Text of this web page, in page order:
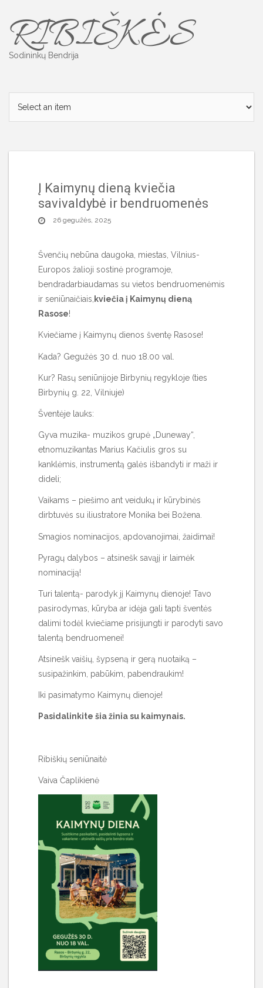
content
RIBIŠKĖS
Sodininkų Bendrija
Į Kaimynų dieną kviečia
savivaldybė ir bendruomenės
26 gegužės, 2025
Švenčių nebūna daugoka, miestas, Vilnius-
Europos žalioji sostinė programoje,
bendradarbiaudamas su vietos bendruomenėmis
ir seniūnaičiais, kviečia į Kaimynų dieną
Rasose!
Kviečiame į Kaimynų dienos šventę Rasose!
Kada? Gegužės 30 d. nuo 18.00 val.
Kur? Rasų seniūnijoje Birbynių regykloje (ties
Birbynių g. 22, Vilniuje)
Šventėje lauks:
Gyva muzika- muzikos grupė „Duneway“,
etnomuzikantas Marius Kačiulis gros su
kanklėmis, instrumentą galės išbandyti ir maži ir
dideli;
Vaikams – piešimo ant veidukų ir kūrybinės
dirbtuvės su iliustratore Monika bei Božena.
Smagios nominacijos, apdovanojimai, žaidimai!
Pyragų dalybos – atsinešk savąjį ir laimėk
nominaciją!
Turi talentą- parodyk jį Kaimynų dienoje! Tavo
pasirodymas, kūryba ar idėja gali tapti šventės
dalimi todėl kviečiame prisijungti ir parodyti savo
talentą bendruomenei!
Atsinešk vaišių, šypseną ir gerą nuotaiką –
susipažinkim, pabūkim, pabendraukim!
Iki pasimatymo Kaimynų dienoje!
Pasidalinkite šia žinia su kaimynais.
Ribiškių seniūnaitė
Vaiva Čaplikienė